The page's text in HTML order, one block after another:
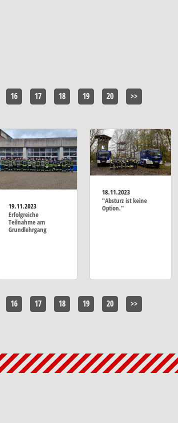
16 17 18 19 20 >>
19.11.2023
Erfolgreiche
Teilnahme am
Grundlehrgang
18.11.2023
"Absturz ist keine
Option."
16 17 18 19 20 >>